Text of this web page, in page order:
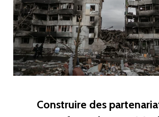
Construire des